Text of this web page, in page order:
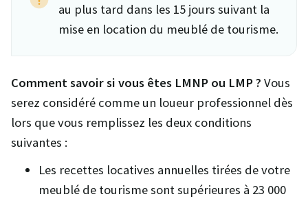
au plus tard dans les 15 jours suivant la
mise en location du meublé de tourisme.
Comment savoir si vous êtes LMNP ou LMP ? Vous
serez considéré comme un loueur professionnel dès
lors que vous remplissez les deux conditions
suivantes :
Les recettes locatives annuelles tirées de votre
meublé de tourisme sont supérieures à 23 000